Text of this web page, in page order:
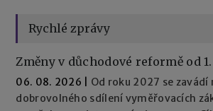
Rychlé zprávy
Změny v důchodové reformě od
06. 08. 2026
Od roku 2027 se
dobrovolného sdílení vyměřovacích